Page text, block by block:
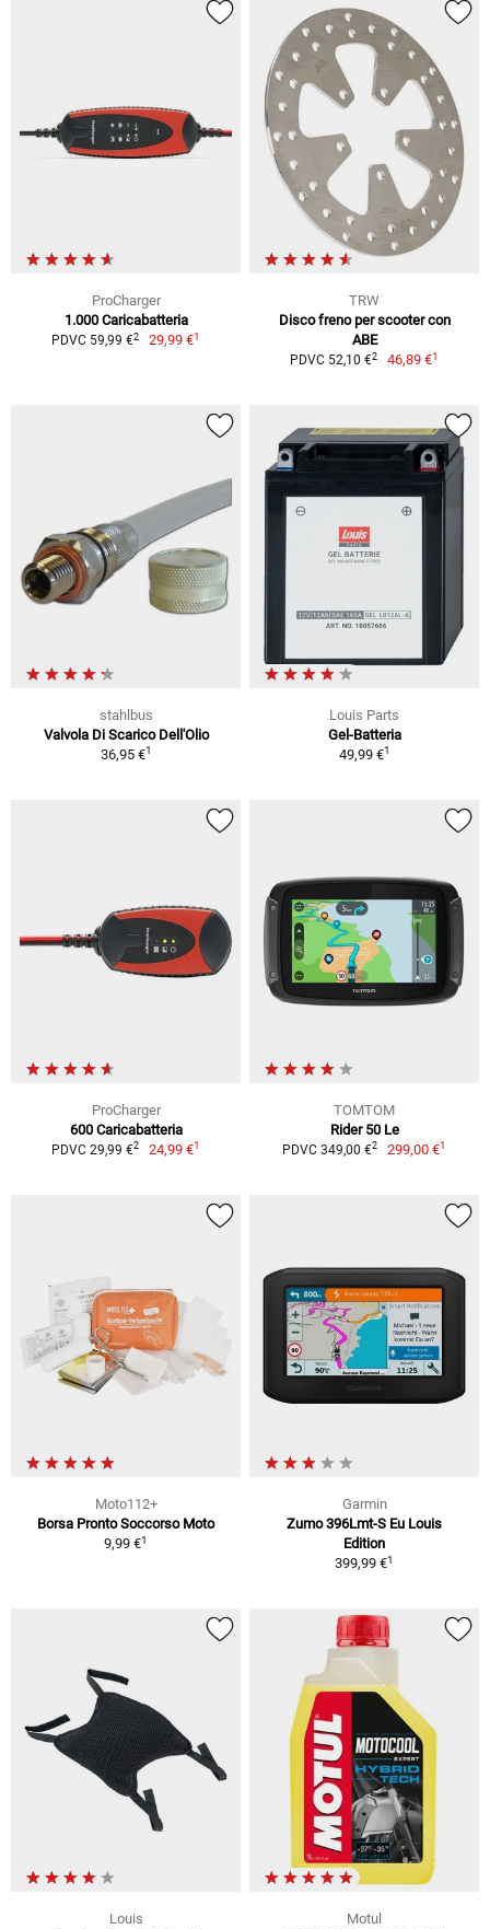
ProCharger
1.000 Caricabatteria
PDVC 59,99 €2 29,99 €1
TRW
Disco freno per scooter con
ABE
PDVC 52,10 €2 46,89 €1
stahlbus
Valvola Di Scarico Dell'Olio
36,95 €1
Louis Parts
Gel-Batteria
49,99 €1
ProCharger
600 Caricabatteria
PDVC 29,99 €2 24,99 €1
TOMTOM
Rider 50 Le
PDVC 349,00 €2 299,00 €1
Moto112+
Borsa Pronto Soccorso Moto
9,99 €1
Garmin
Zumo 396Lmt-S Eu Louis
Edition
399,99 €1
Louis
Motul